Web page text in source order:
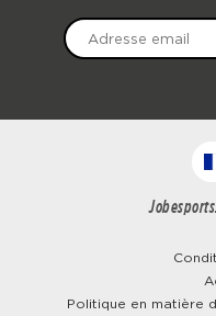
Politique en matière